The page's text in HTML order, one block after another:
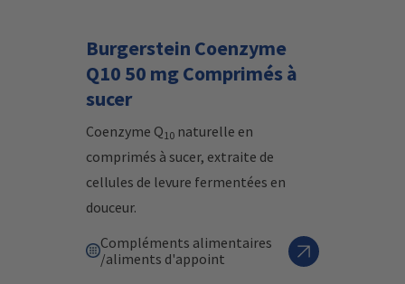
Burgerstein Coenzyme
Q10 50 mg Comprimés à
sucer
Coenzyme Q10 naturelle en
comprimés à sucer, extraite de
cellules de levure fermentées en
douceur.
Compléments alimentaires
/aliments d'appoint